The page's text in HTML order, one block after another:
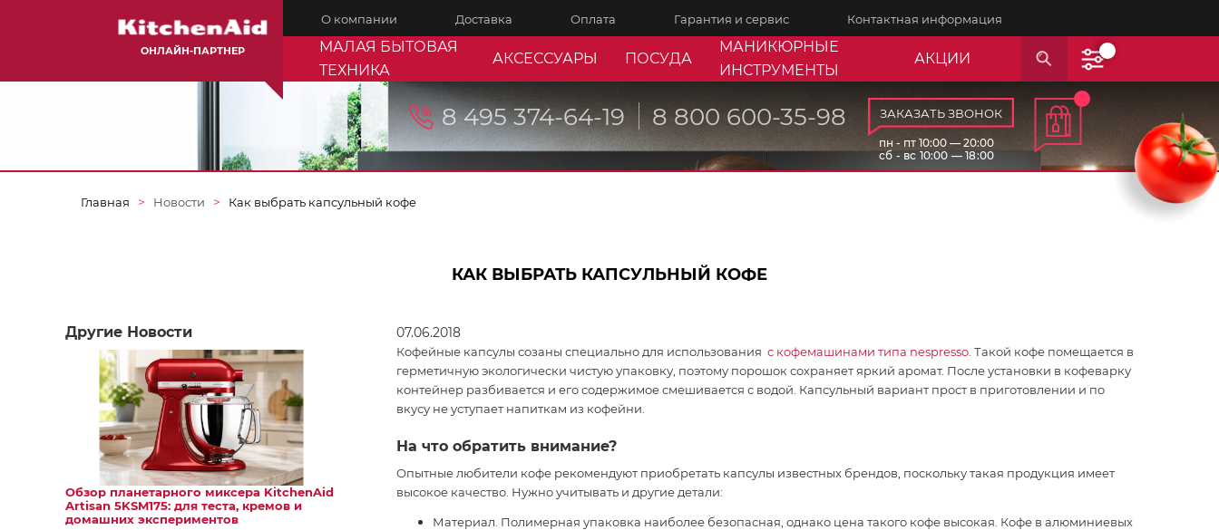
ОНЛАЙН-ПАРТНЕР
О компании Доставка Оплата Гарантия и сервис Контактная информация
МАЛАЯ БЫТОВАЯ
ТЕХНИКА
АКСЕССУАРЫ ПОСУДА
МАНИКЮРНЫЕ
ИНСТРУМЕНТЫ
АКЦИИ
8 495 374-64-19 8 800 600-35-98 ЗАКАЗАТЬ ЗВОНОК
пн - пт 10:00 — 20:00
сб - вс 10:00 — 18:00
Главная Новости Как выбрать капсульный кофе
КАК ВЫБРАТЬ КАПСУЛЬНЫЙ КОФЕ
Другие Новости
Обзор планетарного миксера KitchenAid
Artisan 5KSM175: для теста, кремов и
домашних экспериментов
07.06.2018
Кофейные капсулы созаны специально для использования с кофемашинами типа nespresso . Такой кофе помещается в
герметичную экологически чистую упаковку, поэтому порошок сохраняет яркий аромат. После установки в кофеварку
контейнер разбивается и его содержимое смешивается с водой. Капсульный вариант прост в приготовлении и по
вкусу не уступает напиткам из кофейни.
На что обратить внимание?
Опытные любители кофе рекомендуют приобретать капсулы известных брендов, поскольку такая продукция имеет
высокое качество. Нужно учитывать и другие детали:
Материал. Полимерная упаковка наиболее безопасная, однако цена такого кофе высокая. Кофе в алюминиевых